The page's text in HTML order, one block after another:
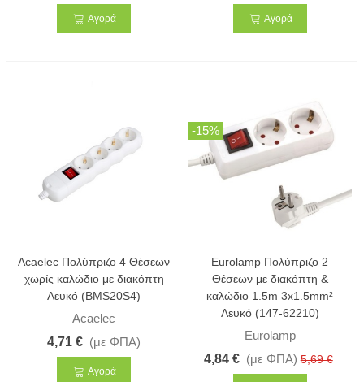
Αγορά Αγορά
Acaelec Πολύπριζο 4 Θέσεων
χωρίς καλώδιο με διακόπτη
Λευκό (BMS20S4)
Acaelec
4,71 € (με ΦΠΑ)
Αγορά
-15%
Eurolamp Πολύπριζο 2
Θέσεων με διακόπτη &
καλώδιο 1.5m 3x1.5mm²
Λευκό (147-62210)
Eurolamp
4,84 € (με ΦΠΑ) 5,69 €